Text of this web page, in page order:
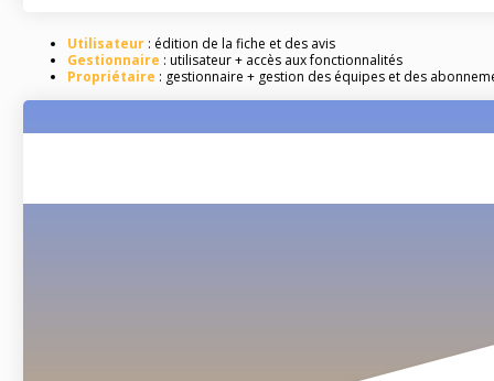
Utilisateur : édition de la fiche et des avis
Gestionnaire : utilisateur + accès aux fonctionnalités
Propriétaire : gestionnaire + gestion des équipes et des